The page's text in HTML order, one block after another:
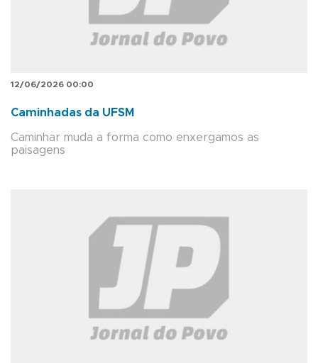
12/06/2026 00:00
Caminhadas da UFSM
Caminhar muda a forma como enxergamos as
paisagens